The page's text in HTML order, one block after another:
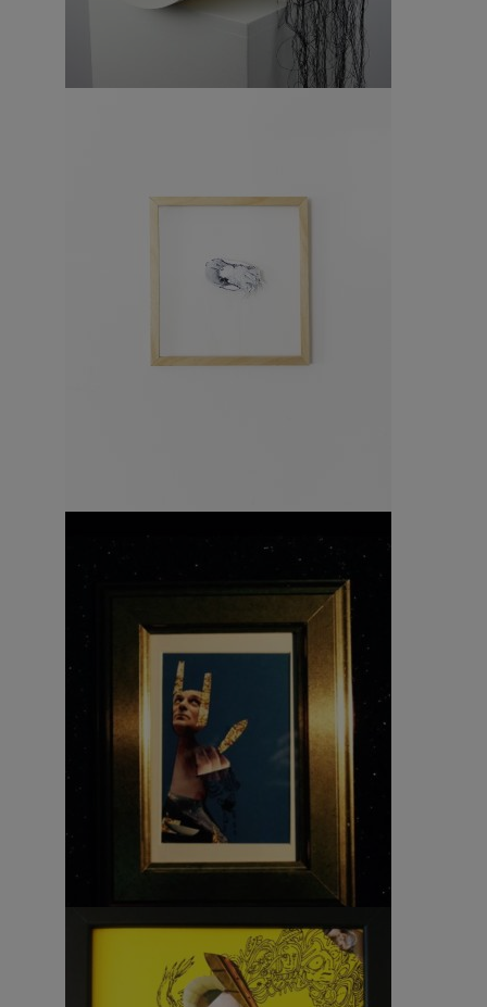
Collage – Gaia Petra Bedini 1